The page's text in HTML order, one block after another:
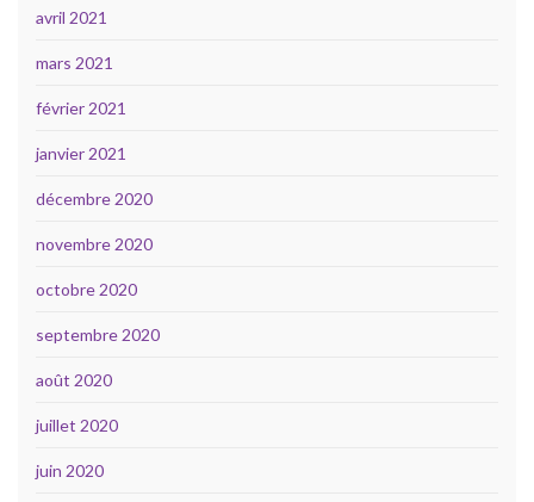
avril 2021
mars 2021
février 2021
janvier 2021
décembre 2020
novembre 2020
octobre 2020
septembre 2020
août 2020
juillet 2020
juin 2020